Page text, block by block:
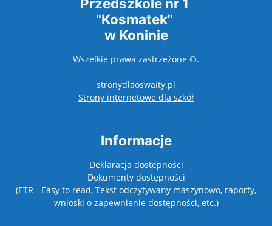
Przedszkole nr 1
"Kosmatek"
w Koninie
Wszelkie prawa zastrzeżone ©.
stronydlaoswaity.pl
Strony internetowe dla szkółotwiera się w
Informacje
Deklaracja dostepności
Dokumenty dostępności
(ETR - Easy to read, Tekst odczytywany maszynowo, raporty,
wnioski o zapewnienie dostępności, etc.)